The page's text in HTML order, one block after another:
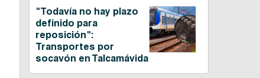
"Todavía no hay plazo
definido para
reposición":
Transportes por
socavón en Talcamávida